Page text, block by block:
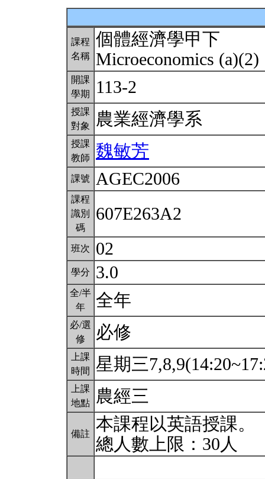
課程
名稱
個體經濟學甲下
Microeconomics (a)(2)
開課
學期
113-2
授課
對象
農業經濟學系
授課
教師
魏敏芳
課號 AGEC2006
課程
識別
碼
607E263A2
班次 02
學分 3.0
全/半
年
全年
必/選
修
必修
上課
時間
星期三
上課
地點
農經三
備註
本課程以英語授課。
總人數上限：30人